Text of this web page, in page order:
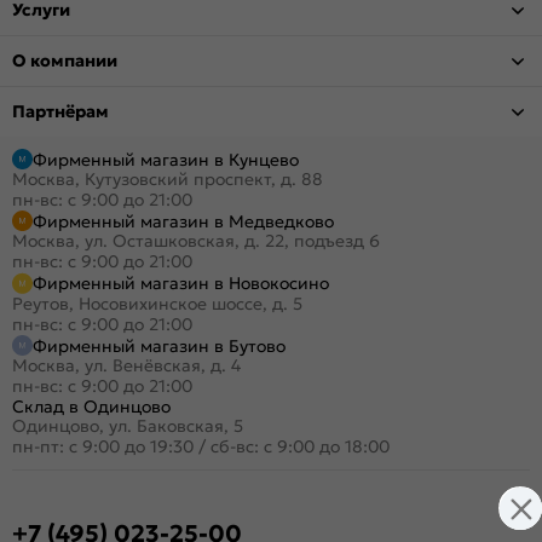
Услуги
О компании
Партнёрам
Фирменный магазин в Кунцево
Москва, Кутузовский проспект, д. 88
пн-вс: с 9:00 до 21:00
Фирменный магазин в Медведково
Москва, ул. Осташковская, д. 22, подъезд 6
пн-вс: с 9:00 до 21:00
Фирменный магазин в Новокосино
Реутов, Носовихинское шоссе, д. 5
пн-вс: с 9:00 до 21:00
Фирменный магазин в Бутово
Москва, ул. Венёвская, д. 4
пн-вс: с 9:00 до 21:00
Склад в Одинцово
Одинцово, ул. Баковская, 5
пн-пт: с 9:00 до 19:30 / сб-вс: с 9:00 до 18:00
+7 (495) 023-25-00